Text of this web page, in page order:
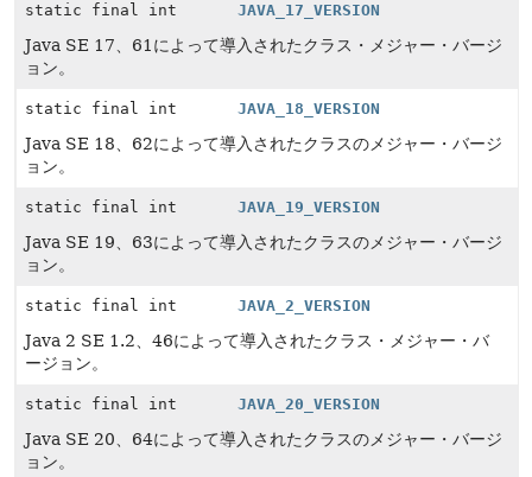
static final int JAVA_17_VERSION
Java SE 17、61によって導入されたクラス・メジャー・バージ
ョン。
static final int JAVA_18_VERSION
Java SE 18、62によって導入されたクラスのメジャー・バージ
ョン。
static final int JAVA_19_VERSION
Java SE 19、63によって導入されたクラスのメジャー・バージ
ョン。
static final int JAVA_2_VERSION
Java 2 SE 1.2、46によって導入されたクラス・メジャー・バ
ージョン。
static final int JAVA_20_VERSION
Java SE 20、64によって導入されたクラスのメジャー・バージ
ョン。